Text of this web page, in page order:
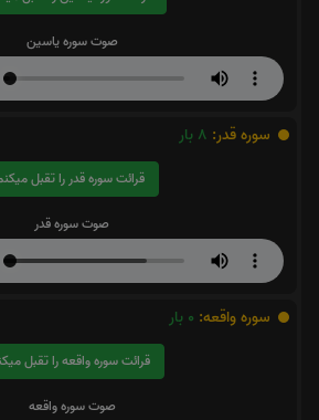
صوت سوره یاسین
سوره قدر: 8 بار
قرائت سوره قدر را تقبل میکنم
صوت سوره قدر
سوره واقعه: 0 بار
قرائت سوره واقعه را تقبل میکنم
صوت سوره واقعه